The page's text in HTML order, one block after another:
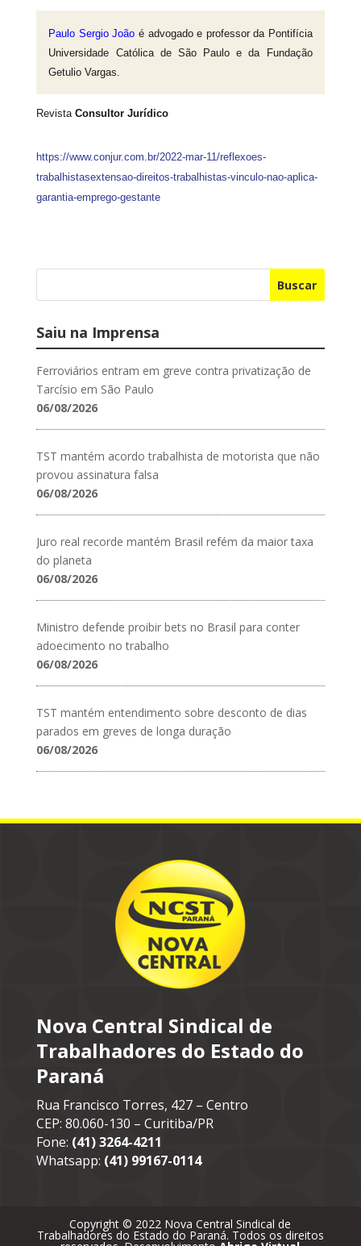
Paulo Sergio João é advogado e professor da Pontifícia
Universidade Católica de São Paulo e da Fundação
Getulio Vargas.
Revista Consultor Jurídico
https://www.conjur.com.br/2022-mar-11/reflexoes-
trabalhistasextensao-direitos-trabalhistas-vinculo-nao-aplica-
garantia-emprego-gestante
Buscar
Saiu na Imprensa
Ferroviários entram em greve contra privatização de
Tarcísio em São Paulo
06/08/2026
TST mantém acordo trabalhista de motorista que não
provou assinatura falsa
06/08/2026
Juro real recorde mantém Brasil refém da maior taxa
do planeta
06/08/2026
Ministro defende proibir bets no Brasil para conter
adoecimento no trabalho
06/08/2026
TST mantém entendimento sobre desconto de dias
parados em greves de longa duração
06/08/2026
Nova Central Sindical de
Trabalhadores do Estado do
Paraná
Rua Francisco Torres, 427 – Centro
CEP: 80.060-130 – Curitiba/PR
Fone: (41) 3264-4211
Whatsapp: (41) 99167-0114
Copyright © 2022 Nova Central Sindical de
Trabalhadores do Estado do Paraná. Todos os direitos